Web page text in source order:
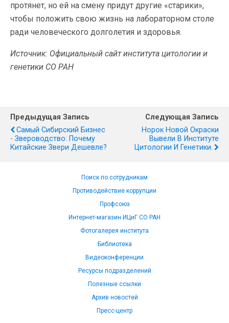
протянет, но ей на смену придут другие «старики»,
чтобы положить свою жизнь на лабораторном столе
ради человеческого долголетия и здоровья.
Источник: Официальный сайт института цитологии и
генетики СО РАН
Предыдущая Запись
Самый Сибирский Бизнес
- Звероводство: Почему
Китайские Звери Дешевле?
Следующая Запись
Норок Новой Окраски
Вывели В Институте
Цитологии И Генетики.
Поиск по сотрудникам
Противодействие коррупции
Профсоюз
Интернет-магазин ИЦиГ СО РАН
Фотогалерея института
Библиотека
Видеоконференции
Ресурсы подразделений
Полезные ссылки
Архив новостей
Пресс-центр